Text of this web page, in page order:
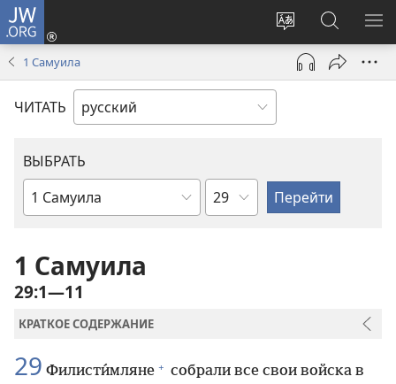
JW.ORG
Изменить
язык
сайта
Войти
(открывается
новом
окне)
Поиск
по
jw.org
1 Самуила
ЧИТАТЬ
ВЫБРАТЬ
по
Библии
по
главам
1 Самуила
29:1—11
КРАТКОЕ СОДЕРЖАНИЕ
29 Филисти́мляне + собрали все свои войска в